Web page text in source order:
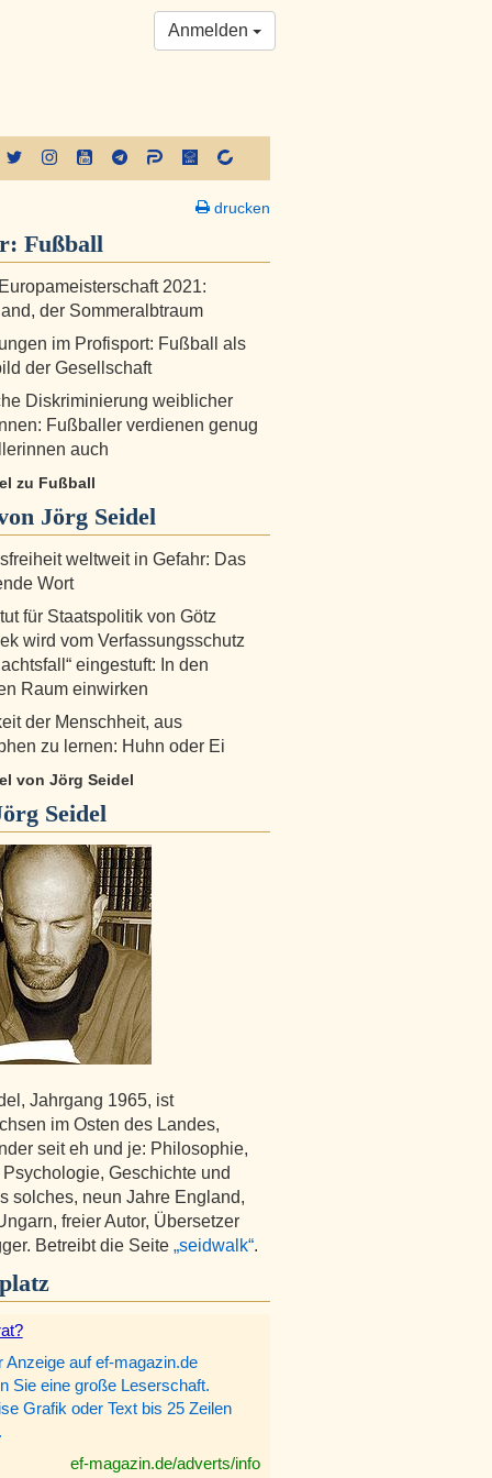
Anmelden
drucken
Fußball
2021:
der Sommeralbtraum
im Profisport: Fußball als
der Gesellschaft
Diskriminierung weiblicher
Fußballer verdienen genug
auch
zu Fußball
Jörg Seidel
weltweit in Gefahr: Das
Wort
für Staatspolitik von Götz
wird vom Verfassungsschutz
eingestuft: In den
Raum einwirken
der Menschheit, aus
zu lernen: Huhn oder Ei
von Jörg Seidel
Seidel
Jahrgang 1965, ist
im Osten des Landes,
seit eh und je: Philosophie,
Psychologie, Geschichte und
solches, neun Jahre England,
freier Autor, Übersetzer
Betreibt die Seite „seidwalk“.
Anzeige auf ef-magazin.de
Sie eine große Leserschaft.
Grafik oder Text bis 25 Zeilen
ef-magazin.de/adverts/info